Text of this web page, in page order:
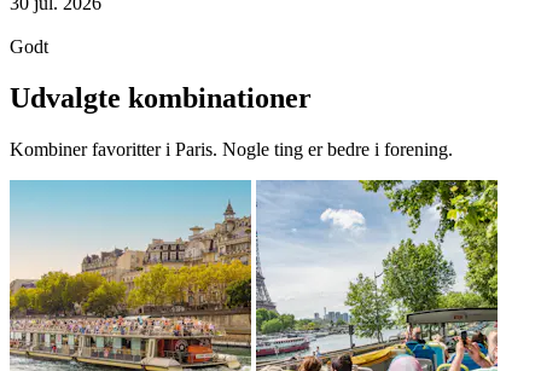
Godt
Udvalgte kombinationer
Kombiner favoritter i Paris. Nogle ting er bedre i forening.